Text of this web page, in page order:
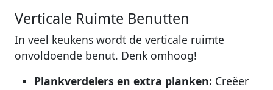
Verticale Ruimte Benutten
In veel keukens wordt de verticale ruimte
onvoldoende benut. Denk omhoog!
Plankverdelers en extra planken: Creëer